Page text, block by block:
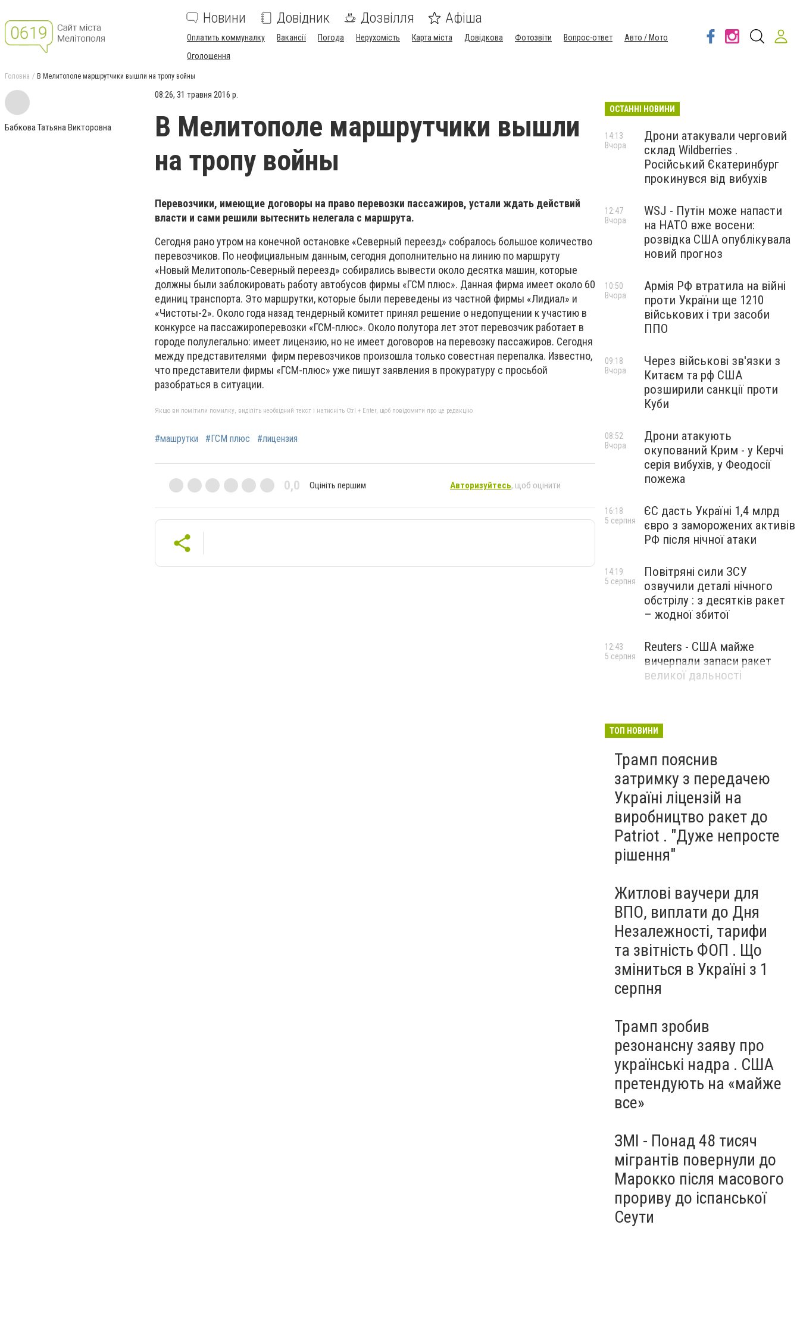
Новини Довідник Дозвілля Афіша
Оплатить коммуналку Вакансії Погода Нерухомість Карта міста Довідкова Фотозвіти Вопрос-ответ
Авто / Мото
Оголошення
Головна В Мелитополе маршрутчики вышли на тропу войны
Бабкова Татьяна Викторовна
08:26, 31 травня 2016 р.
В Мелитополе маршрутчики вышли
на тропу войны
Перевозчики, имеющие договоры на право перевозки пассажиров, устали ждать действий
власти и сами решили вытеснить нелегала с маршрута.
Сегодня рано утром на конечной остановке «Северный переезд» собралось большое количество
перевозчиков. По неофициальным данным, сегодня дополнительно на линию по маршруту
«Новый Мелитополь-Северный переезд» собирались вывести около десятка машин, которые
должны были заблокировать работу автобусов фирмы «ГСМ плюс». Данная фирма имеет около 60
единиц транспорта. Это маршрутки, которые были переведены из частной фирмы «Лидиал» и
«Чистоты-2». Около года назад тендерный комитет принял решение о недопущении к участию в
конкурсе на пассажироперевозки «ГСМ-плюс». Около полутора лет этот перевозчик работает в
городе полулегально: имеет лицензию, но не имеет договоров на перевозку пассажиров. Сегодня
между представителями фирм перевозчиков произошла только совестная перепалка. Известно,
что представители фирмы «ГСМ-плюс» уже пишут заявления в прокуратуру с просьбой
разобраться в ситуации.
Якщо ви помітили помилку, виділіть необхідний текст і натисніть Ctrl + Enter, щоб повідомити про це редакцію
#машрутки #ГСМ плюс #лицензия
0,0 Оцініть першим Авторизуйтесь, щоб оцінити
ОСТАННІ НОВИНИ
Дрони атакували черговий
склад Wildberries .
Російський Єкатеринбург
прокинувся від вибухів
14:13
Вчора
WSJ - Путін може напасти
на НАТО вже восени:
розвідка США опублікувала
новий прогноз
12:47
Вчора
Армія РФ втратила на війні
проти України ще 1210
військових і три засоби
ППО
10:50
Вчора
Через військові зв'язки з
Китаєм та рф США
розширили санкції проти
Куби
09:18
Вчора
Дрони атакують
окупований Крим - у Керчі
серія вибухів, у Феодосії
пожежа
08:52
Вчора
ЄС дасть Україні 1,4 млрд
євро з заморожених активів
РФ після нічної атаки
16:18
5 серпня
Повітряні сили ЗСУ
озвучили деталі нічного
обстрілу : з десятків ракет
– жодної збитої
14:19
5 серпня
Reuters - США майже
вичерпали запаси ракет
великої дальності
12:43
5 серпня
ТОП НОВИНИ
Трамп пояснив
затримку з передачею
Україні ліцензій на
виробництво ракет до
Patriot . "Дуже непросте
рішення"
Житлові ваучери для
ВПО, виплати до Дня
Незалежності, тарифи
та звітність ФОП . Що
зміниться в Україні з 1
серпня
Трамп зробив
резонансну заяву про
українські надра . США
претендують на «майже
все»
ЗМІ - Понад 48 тисяч
мігрантів повернули до
Марокко після масового
прориву до іспанської
Сеути